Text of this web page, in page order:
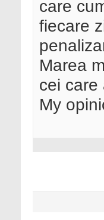
care
fiecare
Marea
cei care
My